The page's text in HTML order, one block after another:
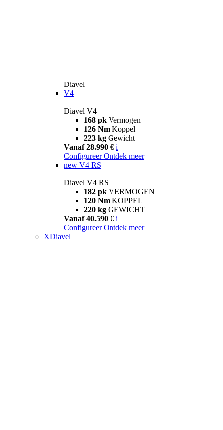
Diavel
V4
Diavel V4
168 pk Vermogen
126 Nm Koppel
223 kg Gewicht
Vanaf 28.990 € i
Configureer Ontdek meer
new V4 RS
Diavel V4 RS
182 pk VERMOGEN
120 Nm KOPPEL
220 kg GEWICHT
Vanaf 40.590 € i
Configureer Ontdek meer
XDiavel